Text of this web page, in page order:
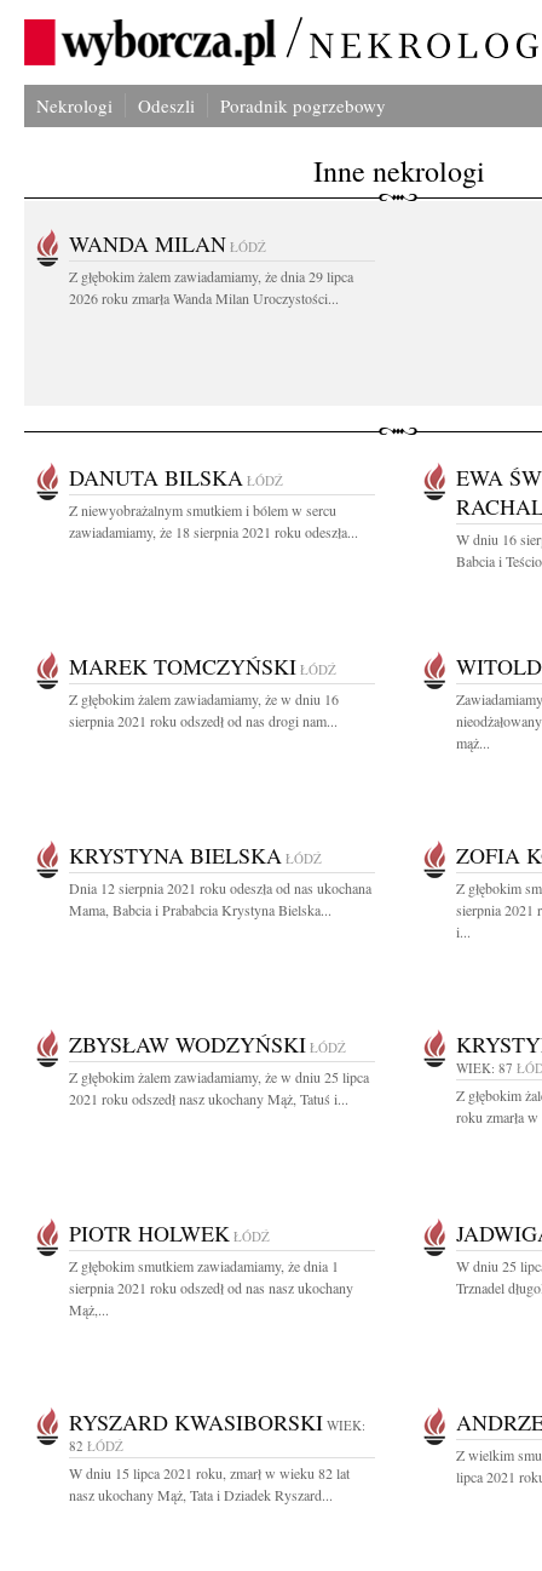
Nekrologi Odeszli Poradnik pogrzebowy
Inne nekrologi
WANDA MILAN ŁÓDŹ
Z głębokim żalem zawiadamiamy, że dnia 29 lipca
2026 roku zmarła Wanda Milan Uroczystości...
DANUTA BILSKA ŁÓDŹ
Z niewyobrażalnym smutkiem i bólem w sercu
zawiadamiamy, że 18 sierpnia 2021 roku odeszła...
EWA
W dniu 16
Babcia i
MAREK TOMCZYŃSKI ŁÓDŹ
Z głębokim żalem zawiadamiamy, że w dniu 16
sierpnia 2021 roku odszedł od nas drogi nam...
mąż...
KRYSTYNA BIELSKA ŁÓDŹ
Dnia 12 sierpnia 2021 roku odeszła od nas ukochana
Mama, Babcia i Prababcia Krystyna Bielska...
ZOFIA
Z głębokim
sierpnia 2021
i...
ZBYSŁAW WODZYŃSKI ŁÓDŹ
Z głębokim żalem zawiadamiamy, że w dniu 25 lipca
2021 roku odszedł nasz ukochany Mąż, Tatuś i...
WIEK: 87
Z głębokim
roku zmarła
PIOTR HOLWEK ŁÓDŹ
Z głębokim smutkiem zawiadamiamy, że dnia 1
sierpnia 2021 roku odszedł od nas nasz ukochany
Mąż,...
W dniu 25
Trznadel
RYSZARD KWASIBORSKI WIEK:
82 ŁÓDŹ
W dniu 15 lipca 2021 roku, zmarł w wieku 82 lat
nasz ukochany Mąż, Tata i Dziadek Ryszard...
Z wielkim
lipca 2021